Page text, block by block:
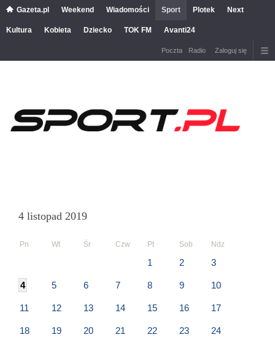
Gazeta.pl Weekend Wiadomości Sport Plotek Next
Kultura Kobieta Dziecko TOK FM Avanti24
Poczta Radio Zaloguj się
4 listopad 2019
Pn Wt Śr Czw Pt Sob Ndz
1 2 3
4 5 6 7 8 9 10
11 12 13 14 15 16 17
18 19 20 21 22 23 24